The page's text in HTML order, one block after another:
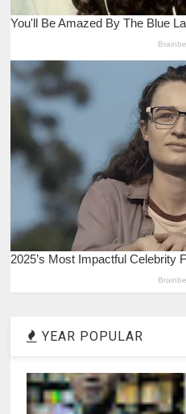
YEAR POPULAR